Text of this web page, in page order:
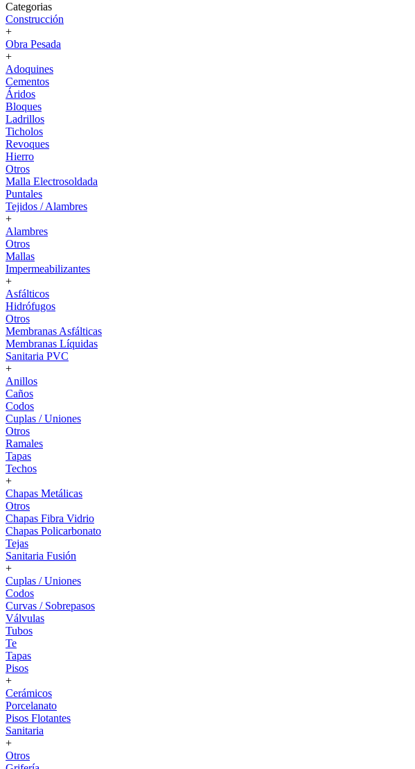
Categorias
Construcción
+
Obra Pesada
+
Adoquines
Cementos
Áridos
Bloques
Ladrillos
Ticholos
Revoques
Hierro
Otros
Malla Electrosoldada
Puntales
Tejidos / Alambres
+
Alambres
Otros
Mallas
Impermeabilizantes
+
Asfálticos
Hidrófugos
Otros
Membranas Asfálticas
Membranas Líquidas
Sanitaria PVC
+
Anillos
Caños
Codos
Cuplas / Uniones
Otros
Ramales
Tapas
Techos
+
Chapas Metálicas
Otros
Chapas Fibra Vidrio
Chapas Policarbonato
Tejas
Sanitaria Fusión
+
Cuplas / Uniones
Codos
Curvas / Sobrepasos
Válvulas
Tubos
Te
Tapas
Pisos
+
Cerámicos
Porcelanato
Pisos Flotantes
Sanitaria
+
Otros